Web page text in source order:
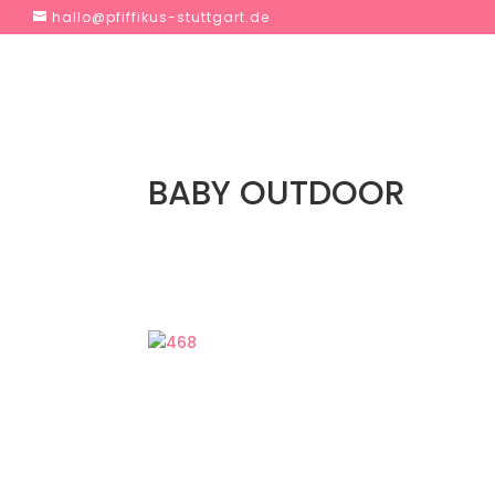
hallo@pfiffikus-stuttgart.de
BABY OUTDOOR